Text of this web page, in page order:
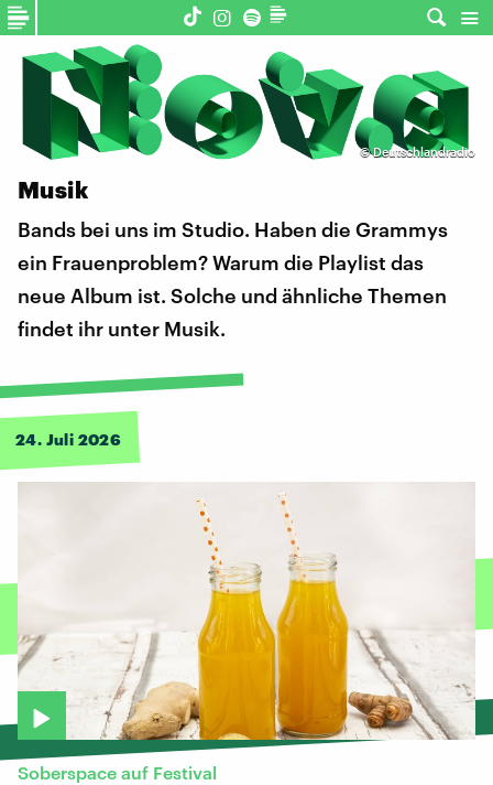
©Deutschlandradio
Musik
Bands bei uns im Studio. Haben die Grammys
ein Frauenproblem? Warum die Playlist das
neue Album ist. Solche und ähnliche Themen
findet ihr unter Musik.
24. Juli 2026
Soberspace auf Festival